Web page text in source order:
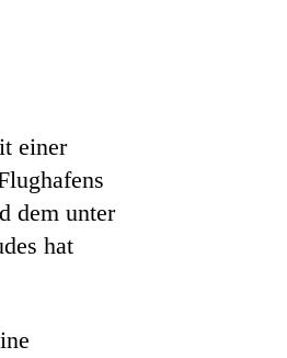
einer
dem unter
hat